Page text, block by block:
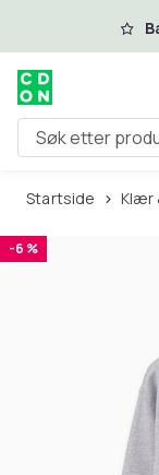
Hopp til
Søk etter
Startside
-6 %